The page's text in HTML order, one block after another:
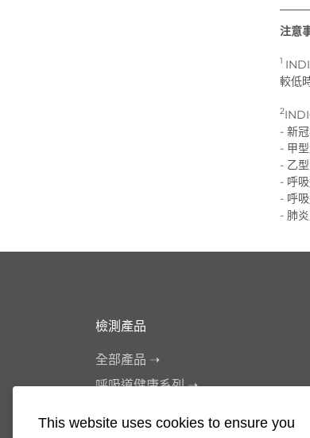
This website uses cookies to ensure you
注意
1
較低
2
- 新
- 甲
- 乙
- 呼
- 呼
- 肺
檢測產品
全部產品 ➝
呼吸道健康系列 ➝